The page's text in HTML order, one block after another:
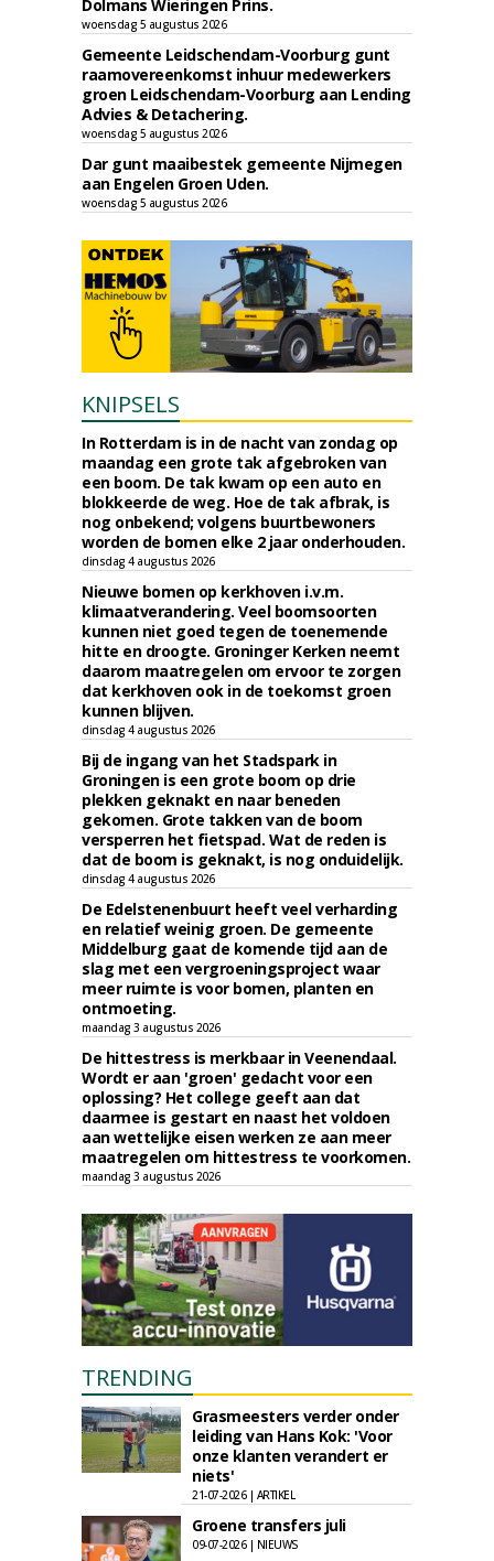
Dolmans Wieringen Prins.
woensdag 5 augustus 2026
Gemeente Leidschendam-Voorburg gunt
raamovereenkomst inhuur medewerkers
groen Leidschendam-Voorburg aan Lending
Advies & Detachering.
woensdag 5 augustus 2026
Dar gunt maaibestek gemeente Nijmegen
aan Engelen Groen Uden.
woensdag 5 augustus 2026
KNIPSELS
In Rotterdam is in de nacht van zondag op
maandag een grote tak afgebroken van
een boom. De tak kwam op een auto en
blokkeerde de weg. Hoe de tak afbrak, is
nog onbekend; volgens buurtbewoners
worden de bomen elke 2 jaar onderhouden.
dinsdag 4 augustus 2026
Nieuwe bomen op kerkhoven i.v.m.
klimaatverandering. Veel boomsoorten
kunnen niet goed tegen de toenemende
hitte en droogte. Groninger Kerken neemt
daarom maatregelen om ervoor te zorgen
dat kerkhoven ook in de toekomst groen
kunnen blijven.
dinsdag 4 augustus 2026
Bij de ingang van het Stadspark in
Groningen is een grote boom op drie
plekken geknakt en naar beneden
gekomen. Grote takken van de boom
versperren het fietspad. Wat de reden is
dat de boom is geknakt, is nog onduidelijk.
dinsdag 4 augustus 2026
De Edelstenenbuurt heeft veel verharding
en relatief weinig groen. De gemeente
Middelburg gaat de komende tijd aan de
slag met een vergroeningsproject waar
meer ruimte is voor bomen, planten en
ontmoeting.
maandag 3 augustus 2026
De hittestress is merkbaar in Veenendaal.
Wordt er aan 'groen' gedacht voor een
oplossing? Het college geeft aan dat
daarmee is gestart en naast het voldoen
aan wettelijke eisen werken ze aan meer
maatregelen om hittestress te voorkomen.
maandag 3 augustus 2026
TRENDING
Grasmeesters verder onder
leiding van Hans Kok: 'Voor
onze klanten verandert er
niets'
21-07-2026 | ARTIKEL
Groene transfers juli
09-07-2026 | NIEUWS